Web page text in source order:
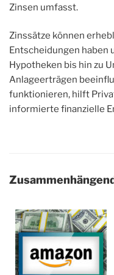
Zinsen umfasst.
Zinssätze können
Entscheidungen haben
Hypotheken bis hin zu
Anlageerträgen
funktionieren, hilft
informierte finanzielle